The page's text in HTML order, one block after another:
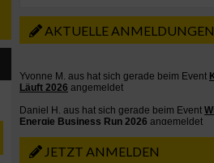
AKTUELLE ANMELDUNGEN
JETZT ANMELDEN